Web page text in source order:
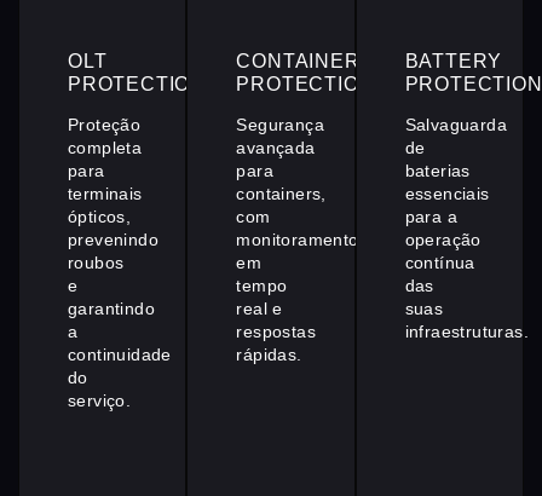
OLT
PROTECTION
Proteção
completa
para
terminais
ópticos,
prevenindo
roubos
e
garantindo
a
continuidade
do
serviço.
CONTAINER
PROTECTION
Segurança
avançada
para
containers,
com
monitoramento
em
tempo
real e
respostas
rápidas.
BATTERY
PROTECTION
Salvaguarda
de
baterias
essenciais
para a
operação
contínua
das
suas
infraestruturas.